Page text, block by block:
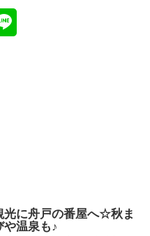
光に舟戸の番屋へ☆秋ま
温泉も♪